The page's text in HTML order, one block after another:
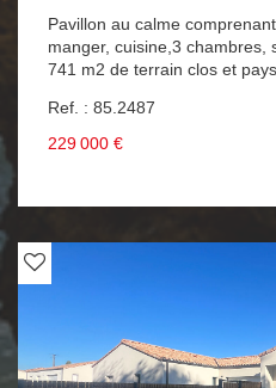
Pavillon au calme
manger, cuisine,3 chambres,
Ref. : 85.2487
229 000 €